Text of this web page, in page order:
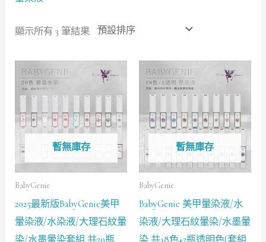
顯示所有 3 筆結果
暫無庫存
BabyGenie
2025最新版BabyGenie美甲
暈染液/水染液/大理石紋暈
染/水墨暈染套組 共20瓶
暫無庫存
BabyGenie
BabyGenie 美甲暈染液/水
染液/大理石紋暈染/水墨暈
染 共18色+2瓶透明色(套組